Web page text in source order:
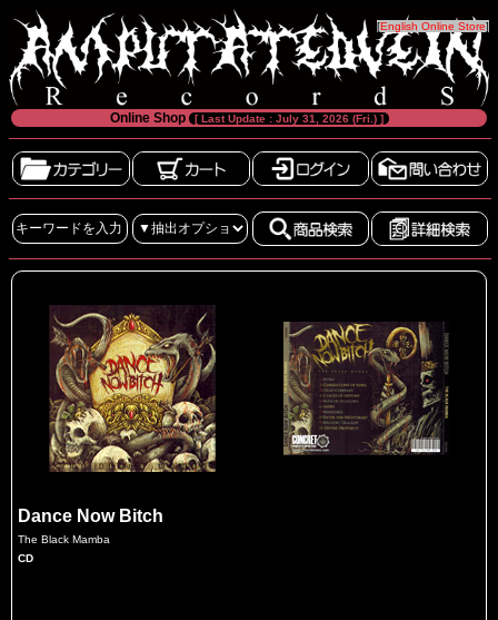
[English Online Store]
Online Shop [ Last Update : July 31, 2026 (Fri.) ]
Dance Now Bitch
The Black Mamba
CD